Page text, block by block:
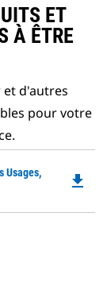
ET
À ÊTRE
d'autres
pour votre
Usages,
file_download